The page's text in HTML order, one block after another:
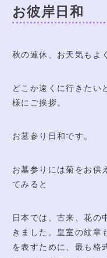
ブログ
お問い合わせ
アクセス
お彼岸日和
秋の連休、お天気もよ
どこか遠くに行きたい
様にご挨拶。
お墓参り日和です。
お墓参りには菊をお供
てみると
日本では、古来、花の
きました。皇室の紋章
を表すために、最も格